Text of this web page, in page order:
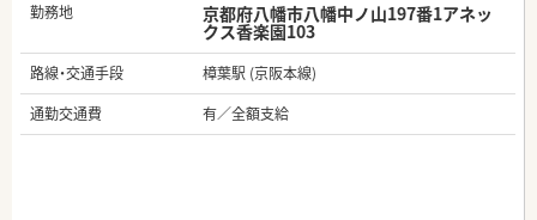
勤務地 京都府八幡市八幡中ノ山197番1アネッ
クス香楽園103
路線・交通手段
樟葉駅 (京阪本線)
通勤交通費
有／全額支給